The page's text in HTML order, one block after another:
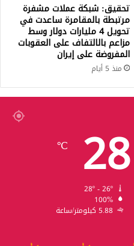
تحقيق: شبكة عملات مشفرة
مرتبطة بالمقامرة ساعدت في
تحويل 4 مليارات دولار وسط
مزاعم بالالتفاف على العقوبات
المفروضة على إيران
منذ 5 أيام
28
℃
100%
5.88 كيلومتر/ساعة